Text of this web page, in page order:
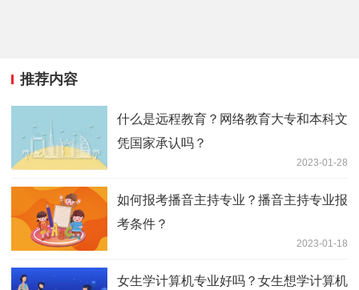
推荐内容
什么是远程教育？网络教育大专和本科文
凭国家承认吗？
2023-01-28
如何报考播音主持专业？播音主持专业报
考条件？
2023-01-18
女生学计算机专业好吗？女生想学计算机